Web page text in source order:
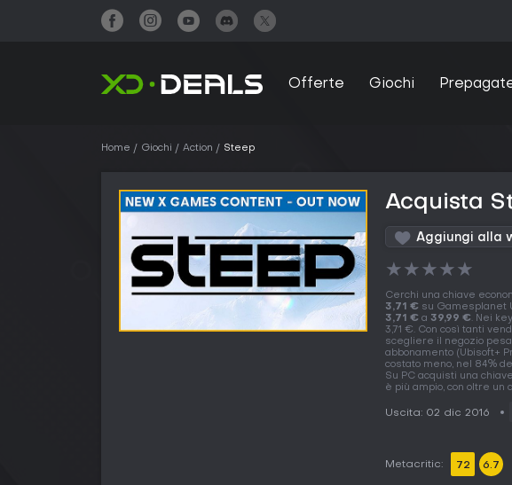
Offerte Giochi
Home Giochi Action Steep
Acquista
Aggiungi alla
★★★★★
Cerchi una chiave
3,71 € su Gamesplanet
3,71 € a 39,99 €. Nei
3,71 €. Con così tanti
scegliere il negozio
abbonamento (Ubisoft+
costato meno, nel 84%
Su PC acquisti una
è più ampio, con oltre un
Uscita: 02 dic 2016
Metacritic: 72 6.7